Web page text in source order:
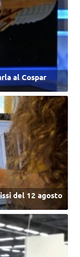
al Cospar
del 12 agosto